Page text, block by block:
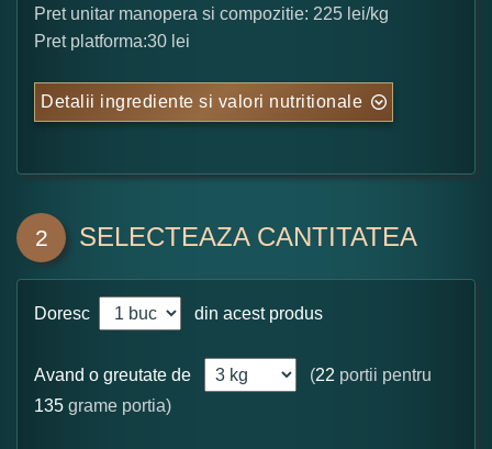
Pret unitar manopera si compozitie: 225 lei/kg
Pret platforma:30 lei
Detalii ingrediente si valori nutritionale
2 SELECTEAZA CANTITATEA
Doresc din acest produs
Avand o greutate de (22 portii pentru
135 grame portia)